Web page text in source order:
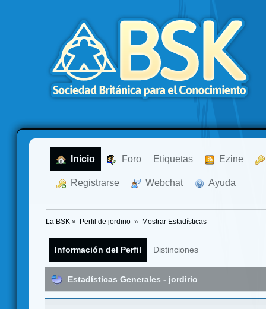
Inicio Foro Etiquetas Ezine
Registrarse Webchat Ayuda
La BSK » Perfil de jordirio » Mostrar Estadísticas
Información del Perfil Distinciones
Estadísticas Generales - jordirio